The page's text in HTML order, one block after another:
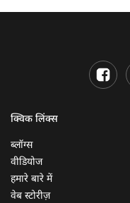
क्विक लिंक्स
ब्लॉग्स
वीडियोज
हमारे बारे में
वेब स्टोरीज़